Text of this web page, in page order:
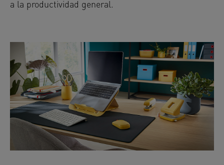
a la productividad general.